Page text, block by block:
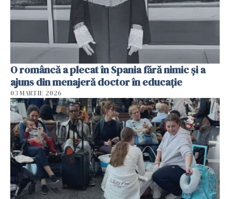
O româncă a plecat în Spania fără nimic și a
ajuns din menajeră doctor în educație
03 MARTIE 2026